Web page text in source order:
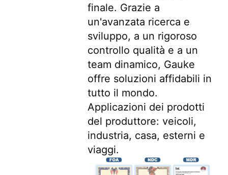
finale. Grazie a
un'avanzata ricerca e
sviluppo, a un rigoroso
controllo qualità e a un
team dinamico, Gauke
offre soluzioni affidabili in
tutto il mondo.
Applicazioni dei prodotti
del produttore: veicoli,
industria, casa, esterni e
viaggi.